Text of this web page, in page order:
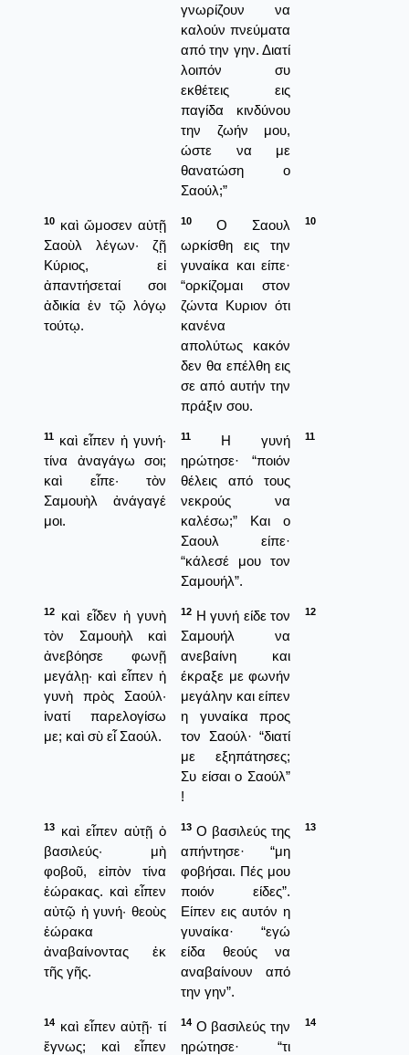
γνωρίζουν να
καλούν πνεύματα
από την γην. Διατί
λοιπόν συ
εκθέτεις εις
παγίδα κινδύνου
την ζωήν μου,
ώστε να με
θανατώση ο
Σαούλ;”
10 καὶ ὤμοσεν αὐτῇ
Σαοὺλ λέγων· ζῇ
Κύριος, εἰ
ἀπαντήσεταί σοι
ἀδικία ἐν τῷ λόγῳ
τούτῳ.
10
Ο Σαουλ
ωρκίσθη εις την
γυναίκα και είπε·
“ορκίζομαι στον
ζώντα Κυριον ότι
κανένα
απολύτως κακόν
δεν θα επέλθη εις
σε από αυτήν την
πράξιν σου.
10
11 καὶ εἶπεν ἡ γυνή·
τίνα ἀναγάγω σοι;
καὶ εἶπε· τὸν
Σαμουὴλ ἀνάγαγέ
μοι.
11
Η γυνή
ηρώτησε· “ποιόν
θέλεις από τους
νεκρούς να
καλέσω;” Και ο
Σαουλ είπε·
“κάλεσέ μου τον
Σαμουήλ”.
11
12
καὶ εἶδεν ἡ γυνὴ
τὸν Σαμουὴλ καὶ
ἀνεβόησε φωνῇ
μεγάλῃ· καὶ εἶπεν ἡ
γυνὴ πρὸς Σαούλ·
ἱνατί παρελογίσω
με; καὶ σὺ εἶ Σαούλ.
12 Η γυνή είδε τον
Σαμουήλ να
ανεβαίνη και
έκραξε με φωνήν
μεγάλην και είπεν
η γυναίκα προς
τον Σαούλ· “διατί
με εξηπάτησες;
Συ είσαι ο Σαούλ”
!
12
13
καὶ εἶπεν αὐτῇ ὁ
βασιλεύς· μὴ
φοβοῦ, εἰπὸν τίνα
ἑώρακας. καὶ εἶπεν
αὐτῷ ἡ γυνή· θεοὺς
ἑώρακα
ἀναβαίνοντας ἐκ
τῆς γῆς.
13 Ο βασιλεύς της
απήντησε· “μη
φοβήσαι. Πές μου
ποιόν είδες”.
Είπεν εις αυτόν η
γυναίκα· “εγώ
είδα θεούς να
αναβαίνουν από
την γην”.
13
14 καὶ εἶπεν αὐτῇ· τί
ἔγνως; καὶ εἶπεν
14 Ο βασιλεύς την
ηρώτησε· “τι
14